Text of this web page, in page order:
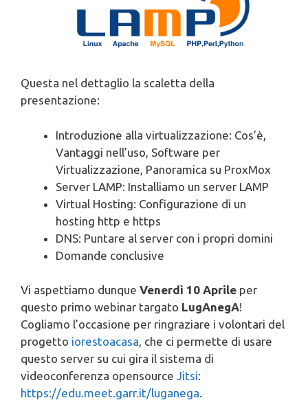
Questa nel dettaglio la scaletta della
presentazione:
Introduzione alla virtualizzazione: Cos’è,
Vantaggi nell’uso, Software per
Virtualizzazione, Panoramica su ProxMox
Server LAMP: Installiamo un server LAMP
Virtual Hosting: Configurazione di un
hosting http e https
DNS: Puntare al server con i propri domini
Domande conclusive
Vi aspettiamo dunque Venerdì 10 Aprile per
questo primo webinar targato LugAnegA!
Cogliamo l’occasione per ringraziare i volontari del
progetto iorestoacasa, che ci permette di usare
questo server su cui gira il sistema di
videoconferenza opensource Jitsi:
https://edu.meet.garr.it/luganega.